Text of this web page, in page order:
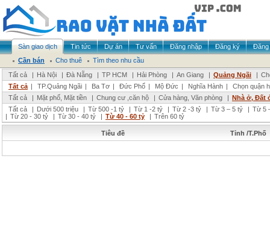
Sàn giao dịch Tin tức Dự án Tư vấn Đăng nhập Đăng ký
Đăng
Cần bán
Cho thuê
Tìm theo nhu cầu
Tất cả
| Hà Nội | Đà Nẵng | TP HCM | Hải Phòng | An Giang | Quảng Ngãi |
Tất cả | TP.Quảng Ngãi | Ba Tơ | Đức Phổ | Mộ Đức | Nghĩa Hành |
Chọn quận
Tất cả
| Mặt phố, Mặt tiền | Chung cư ,căn hộ | Cửa hàng, Văn phòng | Nhà ở, Đất
Tất cả
| Dưới 500 triệu | Từ 500 -1 tỷ | Từ 1 -2 tỷ | Từ 2 -3 tỷ | Từ 3 – 5 tỷ | Từ 5
| Từ 20 - 30 tỷ | Từ 30 - 40 tỷ | Từ 40 - 60 tỷ | Trên 60 tỷ
Tiêu đề Tỉnh /T.Phố